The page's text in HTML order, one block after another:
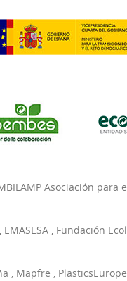
Asociación para
EMASESA Fundación
Mapfre PlasticsEurope